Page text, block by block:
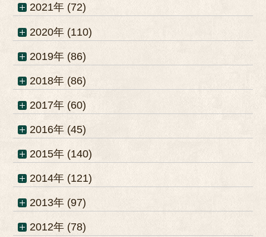
2021年 (72)
2020年 (110)
2019年 (86)
2018年 (86)
2017年 (60)
2016年 (45)
2015年 (140)
2014年 (121)
2013年 (97)
2012年 (78)